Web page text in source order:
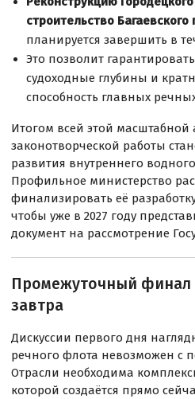
строительство
планируется завершить в
Это позволит
судоходные глубины и
способность главных
Итогом всей этой масштабной
законотворческой работы
развития внутреннего
Профильное министерство
финализировать её
чтобы уже в 2027 году
документ на рассмотрение
Промежуточный финал
завтра
Дискуссии первого дня
речного флота невозможен с
Отрасли необходима
которой создаётся прямо